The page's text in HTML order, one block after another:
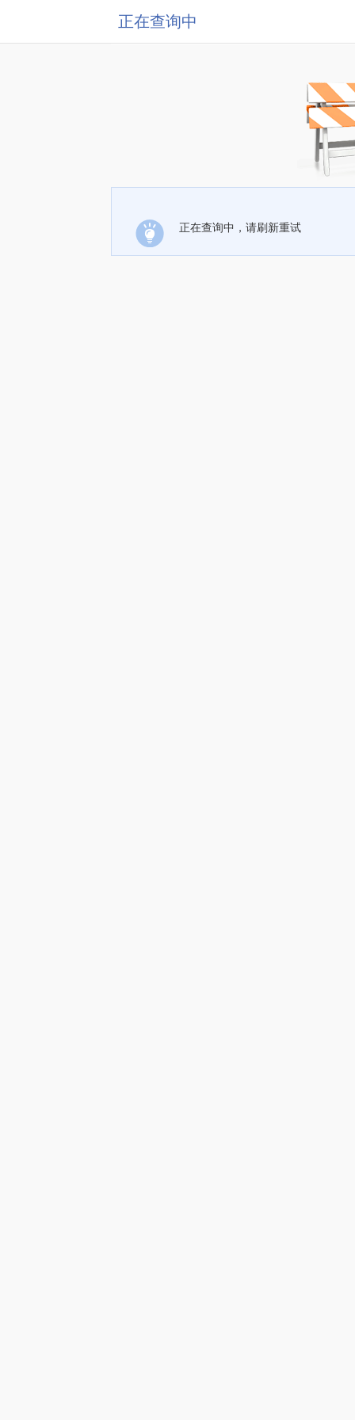
正在查询中
正在查询中，请刷新重试